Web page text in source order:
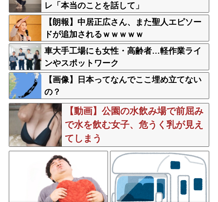
レ「本当のことを話して」
【朗報】中居正広さん、また聖人エピソー
ドが追加されるｗｗｗｗｗ
車大手工場にも女性・高齢者…軽作業ライ
ンやスポットワーク
【画像】日本ってなんでここ埋め立てない
の？
【動画】公園の水飲み場で前屈み
で水を飲む女子、危うく乳が見え
てしまう